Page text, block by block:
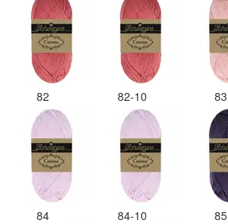
82 82-10 83
84 84-10 85